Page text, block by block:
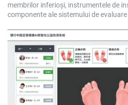
membrilor inferioși, instrumentele de
componente ale sistemului de